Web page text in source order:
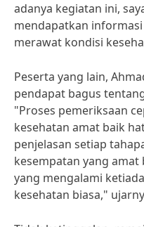
adanya kegiatan ini,
mendapatkan
merawat kondisi
Peserta yang lain,
pendapat bagus
"Proses pemeriksaan
kesehatan amat baik
penjelasan setiap
kesempatan yang
yang mengalami
kesehatan biasa,"